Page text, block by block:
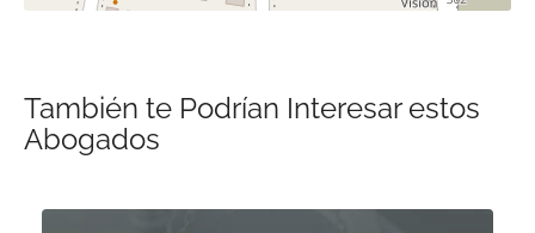
También te Podrían Interesar estos
Abogados